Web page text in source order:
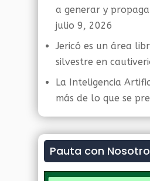
a generar y
julio 9, 2026
Jericó es un área
silvestre en
La Inteligencia
más de lo que se
Pauta con